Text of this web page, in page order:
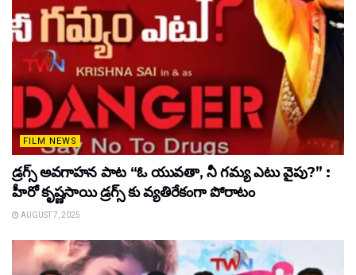
FILM NEWS
డ్రగ్స్ అవగాహన పాట “ఓ యువతా, నీ గమ్య ఎటు వైపు?” :
హీరో కృష్ణసాయి డ్రగ్స్ కు వ్యతిరేకంగా పోరాటం
AUGUST 7, 2025